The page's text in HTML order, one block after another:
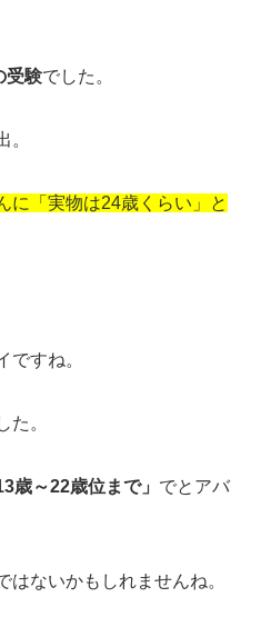
受験でした。
。
に「実物は24歳くらい」と
ですね。
た。
歳～22歳位まで」 でとアバ
ないかもしれませんね。